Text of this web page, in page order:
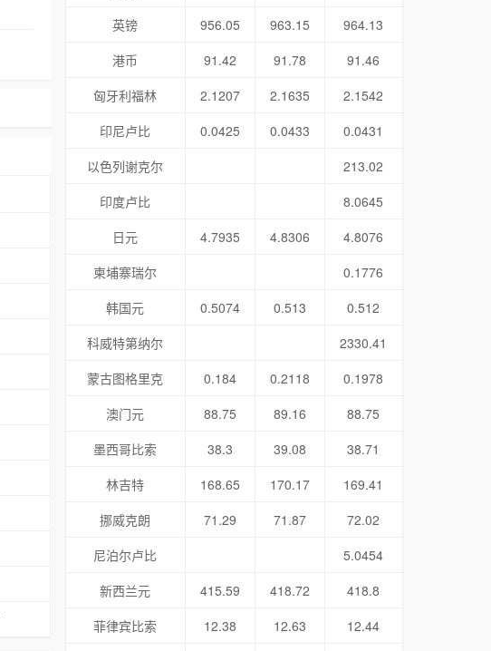
英镑
956.05 963.15
964.13
港币
91.42 91.78
91.46
匈牙利福林
2.1207 2.1635
2.1542
印尼卢比
0.0425 0.0433
0.0431
以色列谢克尔
213.02
印度卢比
8.0645
日元
4.7935 4.8306
4.8076
柬埔寨瑞尔
0.1776
韩国元
0.5074 0.513
0.512
科威特第纳尔
2330.41
蒙古图格里克
0.184 0.2118
0.1978
澳门元
88.75 89.16
88.75
墨西哥比索
38.3 39.08
38.71
林吉特
168.65 170.17
169.41
挪威克朗
71.29 71.87
72.02
尼泊尔卢比
5.0454
新西兰元
415.59 418.72
418.8
菲律宾比索
12.38 12.63
12.44